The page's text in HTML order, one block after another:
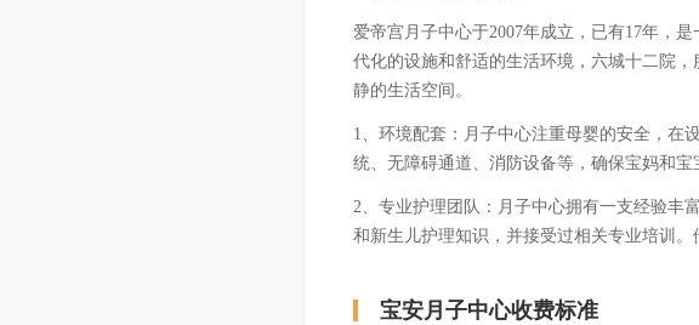
爱帝宫月子中心于2007年成立，已有17年，
代化的设施和舒适的生活环境，六城十二院
静的生活空间。
1、环境配套：月子中心注重母婴的安全，在
统、无障碍通道、消防设备等，确保宝妈和宝
2、专业护理团队：月子中心拥有一支经验丰
和新生儿护理知识，并接受过相关专业培训。
宝安月子中心收费标准